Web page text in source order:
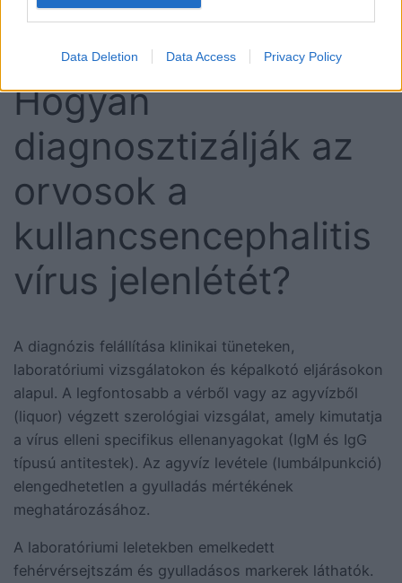
Data Deletion Data Access Privacy Policy
gyulladás az agy elektromos tevékenységét is
Hogyan
diagnosztizálják az
orvosok a
kullancsencephalitis
vírus jelenlétét?
A diagnózis felállítása klinikai tüneteken,
laboratóriumi vizsgálatokon és képalkotó eljárásokon
alapul. A legfontosabb a vérből vagy az agyvízből
(liquor) végzett szerológiai vizsgálat, amely kimutatja
a vírus elleni specifikus ellenanyagokat (IgM és IgG
típusú antitestek). Az agyvíz levétele (lumbálpunkció)
elengedhetetlen a gyulladás mértékének
meghatározásához.
A laboratóriumi leletekben emelkedett
fehérvérsejtszám és gyulladásos markerek láthatók.